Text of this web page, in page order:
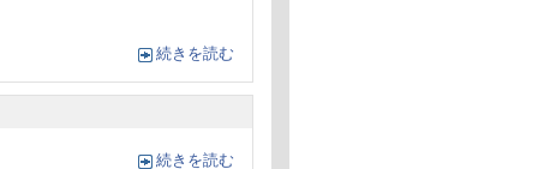
続きを読む
続きを読む